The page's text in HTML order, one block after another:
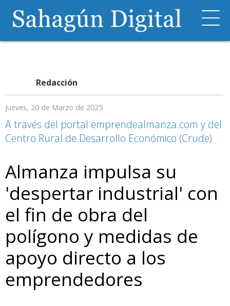
Redacción
Jueves, 20 de Marzo de 2025
A través del portal emprendealmanza.com y del
Centro Rural de Desarrollo Económico (Crude)
Almanza impulsa su
'despertar industrial' con
el fin de obra del
polígono y medidas de
apoyo directo a los
emprendedores